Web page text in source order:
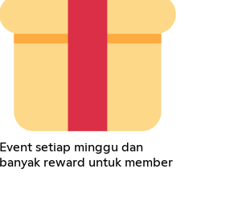
Event setiap minggu dan
banyak reward untuk member